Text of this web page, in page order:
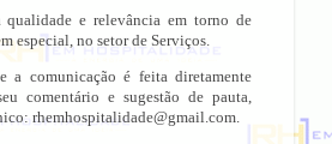
qualidade e relevância em torno de
especial, no setor de Serviços.
a comunicação é feita diretamente
comentário e sugestão de pauta,
rhemhospitalidade@gmail.com.